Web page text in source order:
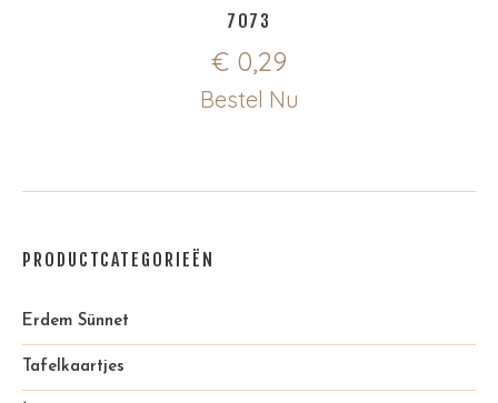
7073
€ 0,29
Bestel Nu
PRODUCTCATEGORIEËN
Erdem Sünnet
Tafelkaartjes